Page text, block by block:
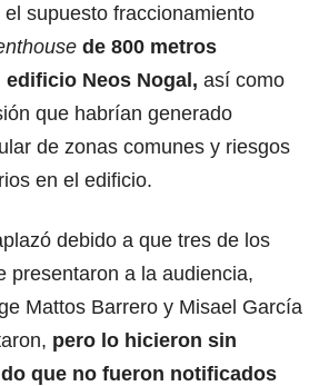
supuesto fraccionamiento
de 800 metros
Neos Nogal, así como
que habrían generado
de zonas comunes y riesgos
en el edificio.
debido a que tres de los
presentaron a la audiencia,
Mattos Barrero y Misael García
pero lo hicieron sin
que no fueron notificados